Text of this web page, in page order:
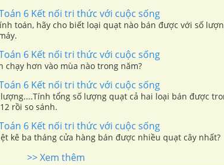
6 Kết nối tri thức với cuộc sống
toán, hãy cho biết loại quạt nào bán được với số
6 Kết nối tri thức với cuộc sống
chạy hơn vào mùa nào trong năm?
6 Kết nối tri thức với cuộc sống
tổng số lượng quạt cả hai loại bán được
rồi so sánh.
6 Kết nối tri thức với cuộc sống
kê ba tháng cửa hàng bán được nhiều quạt cây nhất?
>> Xem thêm